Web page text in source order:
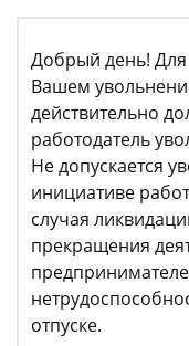
Добрый день!
Вашем
действительно
работодатель
Не допускается
инициативе
случая
прекращения
отпуске.